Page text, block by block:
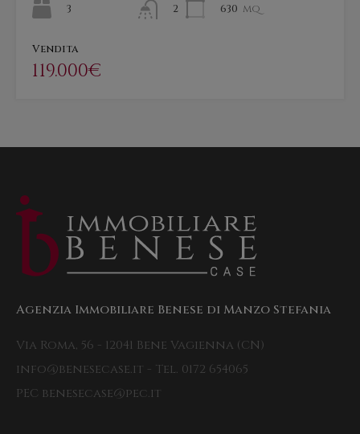
3
2
630 mq
Vendita
119.000€
Agenzia Immobiliare Benese di Manzo Stefania
Via Roma, 56 - 12041 Bene Vagienna (CN)
info@benesecase.it - Tel. 0172 654065
PEC benesecase@pec.it